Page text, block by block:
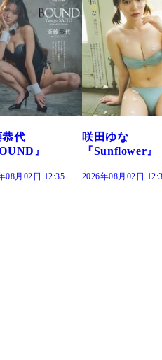
咲田ゆな
『Sunflower』
2026年08月02日 12:30
藤水咲桜
だまり』
2026年08月02